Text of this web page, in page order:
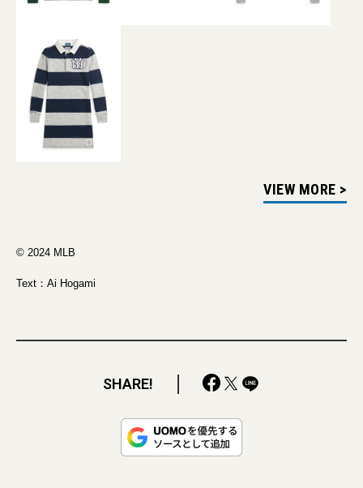
VIEW MORE >
© 2024 MLB
Text：Ai Hogami
SHARE!